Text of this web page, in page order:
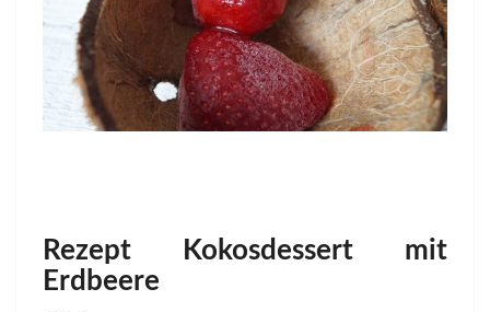
Rezept Kokosdessert mit
Erdbeere